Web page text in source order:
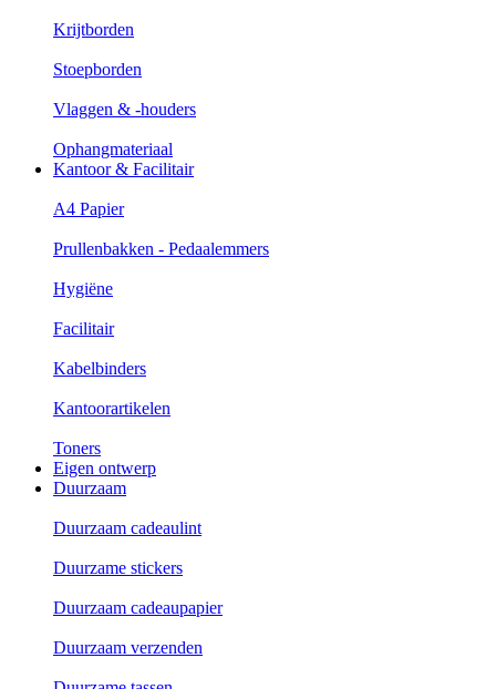
Krijtborden
Stoepborden
Vlaggen & -houders
Ophangmateriaal
Kantoor & Facilitair
A4 Papier
Prullenbakken - Pedaalemmers
Hygiëne
Facilitair
Kabelbinders
Kantoorartikelen
Toners
Eigen ontwerp
Duurzaam
Duurzaam cadeaulint
Duurzame stickers
Duurzaam cadeaupapier
Duurzaam verzenden